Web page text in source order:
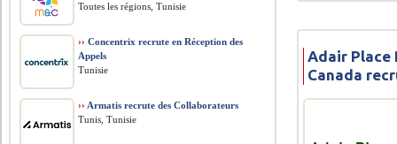
Adair Place
Canada
Toutes les régions, Tunisie
›› Concentrix recrute en Réception des
Appels
Tunisie
›› Armatis recrute des Collaborateurs
Tunis, Tunisie